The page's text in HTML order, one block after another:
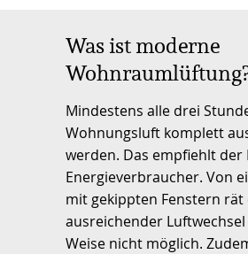
Was ist moderne
Mindestens alle drei
Wohnungsluft komplett
werden. Das empfiehlt der
Energieverbraucher. Von
mit gekippten Fenstern rät
ausreichender
Weise nicht möglich.